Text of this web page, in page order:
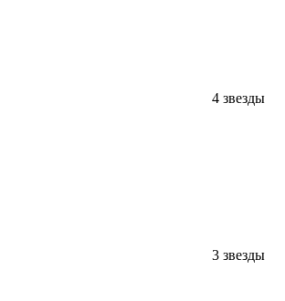
4 звезды
3 звезды